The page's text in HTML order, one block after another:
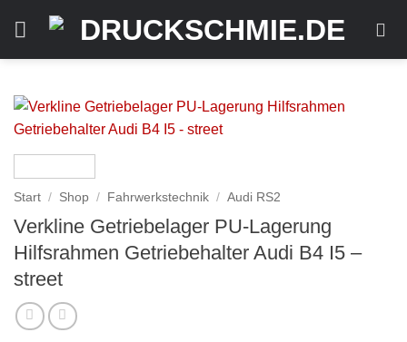
Inhalt
springen
Start / Shop / Fahrwerkstechnik / Audi RS2
Verkline Getriebelager PU-Lagerung
Hilfsrahmen Getriebehalter Audi B4 I5 –
street